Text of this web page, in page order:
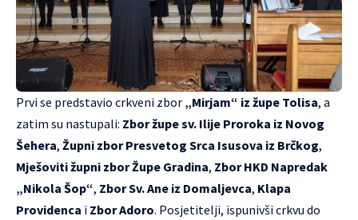
Prvi se predstavio crkveni zbor „Mirjam“ iz župe Tolisa, a
zatim su nastupali: Zbor župe sv. Ilije Proroka iz Novog
Šehera, Župni zbor Presvetog Srca Isusova iz Brčkog,
Mješoviti župni zbor Župe Gradina, Zbor HKD Napredak
„Nikola Šop“, Zbor Sv. Ane iz Domaljevca, Klapa
Providenca i Zbor Adoro. Posjetitelji, ispunivši crkvu do